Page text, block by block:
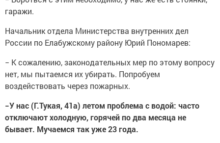
гаражи.
Начальник отдела Министерства внутренних дел
России по Елабужскому району Юрий Пономарев:
− К сожалению, законодательных мер по этому вопросу
нет, мы пытаемся их убирать. Попробуем
воздействовать через пожарных.
−У нас (Г.Тукая, 41а) летом проблема с водой: часто
отключают холодную, горячей по два месяца не
бывает. Мучаемся так уже 23 года.